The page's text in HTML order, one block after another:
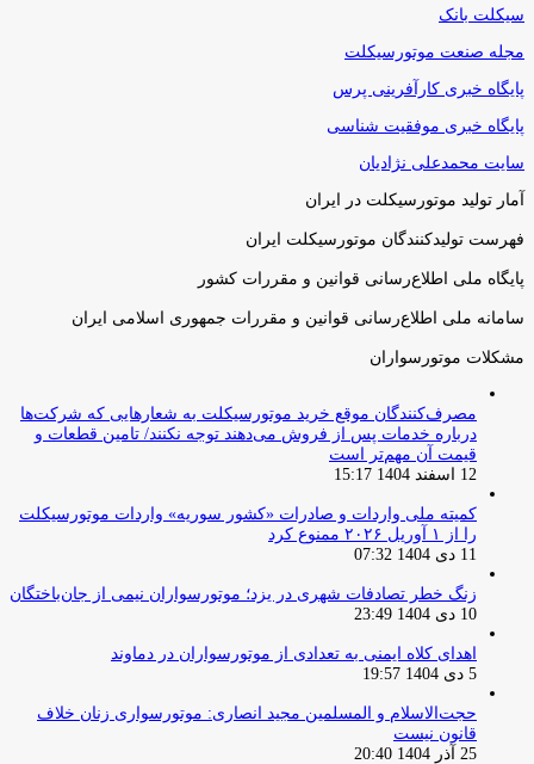
سیکلت بانک
مجله صنعت موتورسیکلت
پایگاه خبری کارآفرینی پرس
پایگاه خبری موفقیت شناسی
سایت محمدعلی نژادیان
آمار تولید موتورسیکلت در ایران
فهرست تولیدکنندگان موتورسیکلت ایران
پایگاه ملی اطلاع‌رسانی قوانین و مقررات کشور
سامانه ملی اطلاع‌رسانی قوانین و مقررات جمهوری اسلامی ایران
مشکلات موتورسواران
مصرف‌کنندگان موقع خرید موتورسیکلت به شعارهایی که شرکت‌ها
درباره خدمات پس از فروش می‌دهند توجه نکنند/ تامین قطعات و
قیمت آن مهم‌تر است
12 اسفند 1404 15:17
کمیته ملی واردات و صادرات «کشور سوریه» واردات موتورسیکلت
را از ۱ آوریل ۲۰۲۶ ممنوع کرد
11 دی 1404 07:32
زنگ خطر تصادفات شهری در یزد؛ موتورسواران نیمی از جان‌باختگان
10 دی 1404 23:49
اهدای کلاه ایمنی به تعدادی از موتورسواران در دماوند
5 دی 1404 19:57
حجت‌الاسلام و المسلمین مجید انصاری: موتورسواری زنان خلاف
قانون نیست
25 آذر 1404 20:40